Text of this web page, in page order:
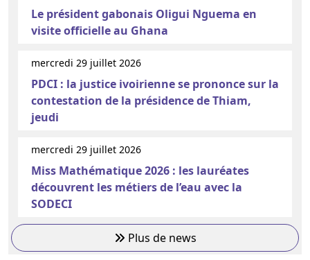
Le président gabonais Oligui Nguema en
visite officielle au Ghana
mercredi 29 juillet 2026
PDCI : la justice ivoirienne se prononce sur la
contestation de la présidence de Thiam,
jeudi
mercredi 29 juillet 2026
Miss Mathématique 2026 : les lauréates
découvrent les métiers de l’eau avec la
SODECI
Plus de news